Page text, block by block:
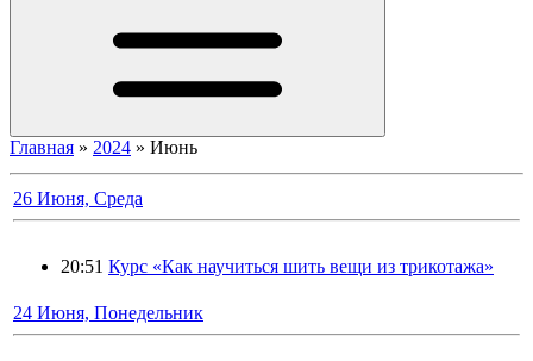
Главная » 2024 » Июнь
26 Июня, Среда
20:51 Курс «Как научиться шить вещи из трикотажа»
24 Июня, Понедельник